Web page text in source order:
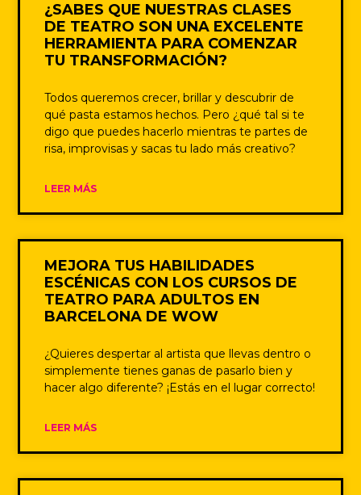
¿SABES QUE NUESTRAS CLASES
DE TEATRO SON UNA EXCELENTE
HERRAMIENTA PARA COMENZAR
TU TRANSFORMACIÓN?
Todos queremos crecer, brillar y descubrir de
qué pasta estamos hechos. Pero ¿qué tal si te
digo que puedes hacerlo mientras te partes de
risa, improvisas y sacas tu lado más creativo?
LEER MÁS
MEJORA TUS HABILIDADES
ESCÉNICAS CON LOS CURSOS DE
TEATRO PARA ADULTOS EN
BARCELONA DE WOW
¿Quieres despertar al artista que llevas dentro o
simplemente tienes ganas de pasarlo bien y
hacer algo diferente? ¡Estás en el lugar correcto!
LEER MÁS